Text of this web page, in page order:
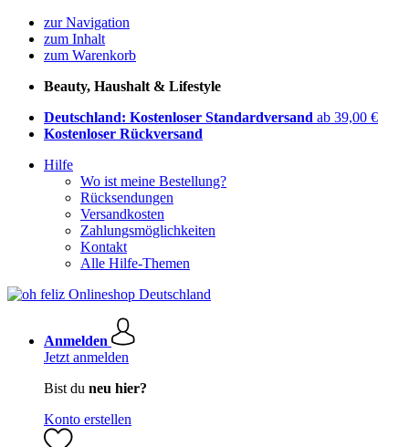
zur Navigation
zum Inhalt
zum Warenkorb
Beauty, Haushalt & Lifestyle
Deutschland: Kostenloser Standardversand ab 39,00 €
Kostenloser Rückversand
Hilfe
Wo ist meine Bestellung?
Rücksendungen
Versandkosten
Zahlungsmöglichkeiten
Kontakt
Alle Hilfe-Themen
Anmelden
Jetzt anmelden
Bist du neu hier?
Konto erstellen